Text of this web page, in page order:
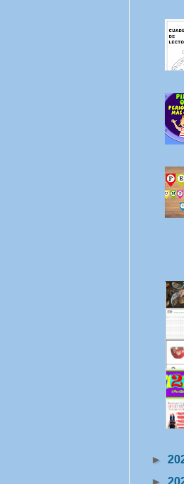
►